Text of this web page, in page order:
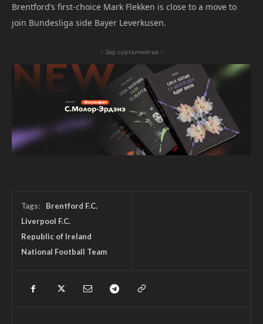
Brentford’s first-choice Mark Flekken is close to a move to
join Bundesliga side Bayer Leverkusen.
- Зар сурталчилгаа -
Tags:
Brentford F.C.
Liverpool F.C.
Republic of Ireland
National Football Team